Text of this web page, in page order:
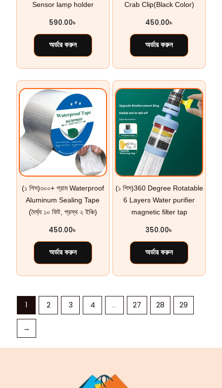
Sensor lamp holder
590.00৳
অর্ডার করুন
Crab Clip(Black Color)
450.00৳
অর্ডার করুন
(১ পিস)৩০০+ গ্রাম Waterproof
Aluminum Sealing Tape
(দৈর্ঘ্য ১০ ফিট, প্রস্থ ২ ইঞ্চি)
450.00৳
অর্ডার করুন
(১ পিস)360 Degree Rotatable
6 Layers Water purifier
magnetic filter tap
350.00৳
অর্ডার করুন
1 2 3 4 … 27 28 29
→